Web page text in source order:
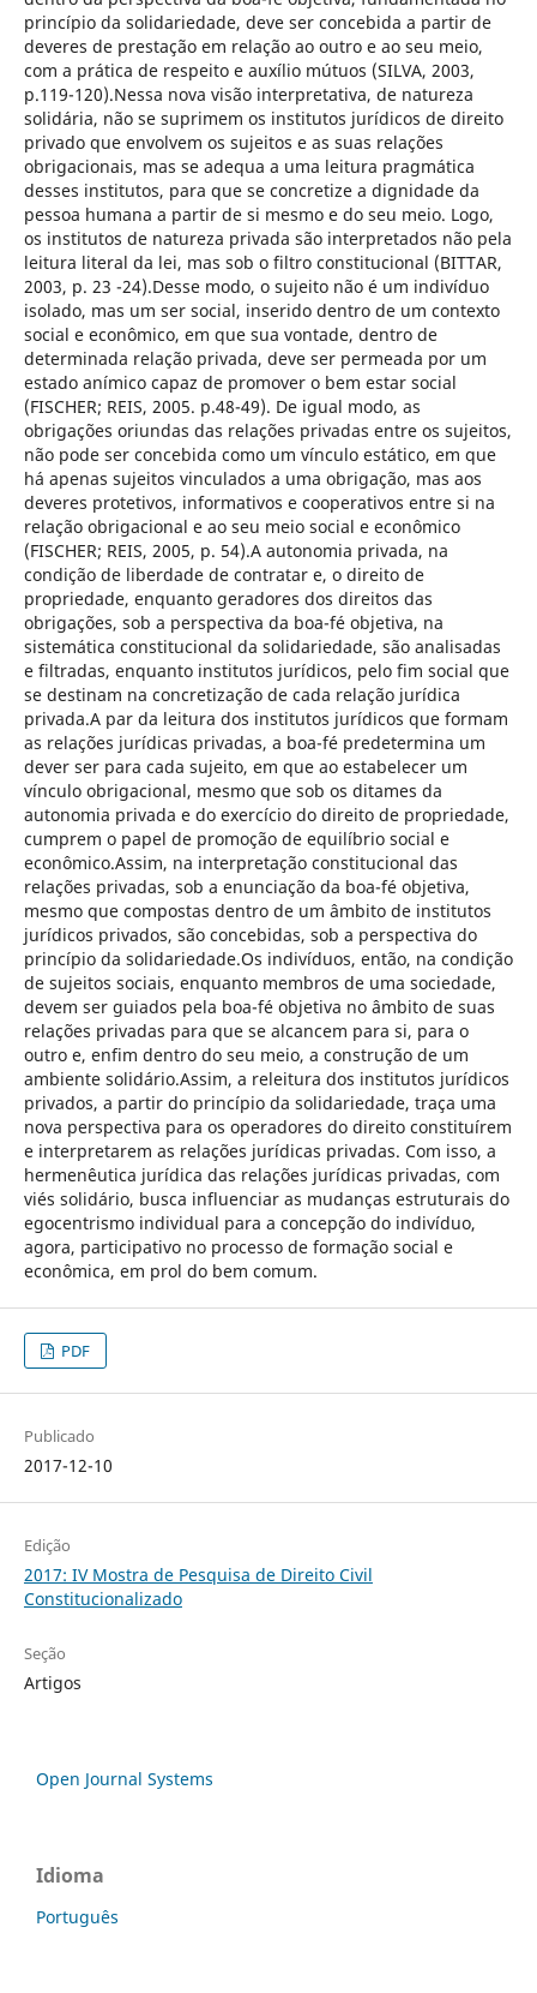
princípio da solidariedade, deve ser concebida a partir de
deveres de prestação em relação ao outro e ao seu meio,
com a prática de respeito e auxílio mútuos (SILVA, 2003,
p.119-120).Nessa nova visão interpretativa, de natureza
solidária, não se suprimem os institutos jurídicos de direito
privado que envolvem os sujeitos e as suas relações
obrigacionais, mas se adequa a uma leitura pragmática
desses institutos, para que se concretize a dignidade da
pessoa humana a partir de si mesmo e do seu meio. Logo,
os institutos de natureza privada são interpretados não pela
leitura literal da lei, mas sob o filtro constitucional (BITTAR,
2003, p. 23 -24).Desse modo, o sujeito não é um indivíduo
isolado, mas um ser social, inserido dentro de um contexto
social e econômico, em que sua vontade, dentro de
determinada relação privada, deve ser permeada por um
estado anímico capaz de promover o bem estar social
(FISCHER; REIS, 2005. p.48-49). De igual modo, as
obrigações oriundas das relações privadas entre os sujeitos,
não pode ser concebida como um vínculo estático, em que
há apenas sujeitos vinculados a uma obrigação, mas aos
deveres protetivos, informativos e cooperativos entre si na
relação obrigacional e ao seu meio social e econômico
(FISCHER; REIS, 2005, p. 54).A autonomia privada, na
condição de liberdade de contratar e, o direito de
propriedade, enquanto geradores dos direitos das
obrigações, sob a perspectiva da boa-fé objetiva, na
sistemática constitucional da solidariedade, são analisadas
e filtradas, enquanto institutos jurídicos, pelo fim social que
se destinam na concretização de cada relação jurídica
privada.A par da leitura dos institutos jurídicos que formam
as relações jurídicas privadas, a boa-fé predetermina um
dever ser para cada sujeito, em que ao estabelecer um
vínculo obrigacional, mesmo que sob os ditames da
autonomia privada e do exercício do direito de propriedade,
cumprem o papel de promoção de equilíbrio social e
econômico.Assim, na interpretação constitucional das
relações privadas, sob a enunciação da boa-fé objetiva,
mesmo que compostas dentro de um âmbito de institutos
jurídicos privados, são concebidas, sob a perspectiva do
princípio da solidariedade.Os indivíduos, então, na condição
de sujeitos sociais, enquanto membros de uma sociedade,
devem ser guiados pela boa-fé objetiva no âmbito de suas
relações privadas para que se alcancem para si, para o
outro e, enfim dentro do seu meio, a construção de um
ambiente solidário.Assim, a releitura dos institutos jurídicos
privados, a partir do princípio da solidariedade, traça uma
nova perspectiva para os operadores do direito constituírem
e interpretarem as relações jurídicas privadas. Com isso, a
hermenêutica jurídica das relações jurídicas privadas, com
viés solidário, busca influenciar as mudanças estruturais do
egocentrismo individual para a concepção do indivíduo,
agora, participativo no processo de formação social e
econômica, em prol do bem comum.
PDF
Publicado
2017-12-10
Edição
2017: IV Mostra de Pesquisa de Direito Civil
Constitucionalizado
Seção
Artigos
Open Journal Systems
Idioma
Português